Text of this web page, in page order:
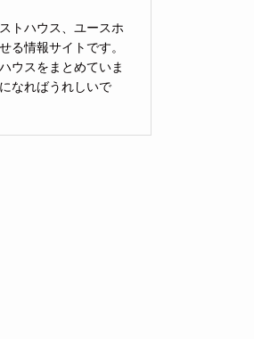
トハウス、ユースホ
る情報サイトです。
ウスをまとめていま
なればうれしいで